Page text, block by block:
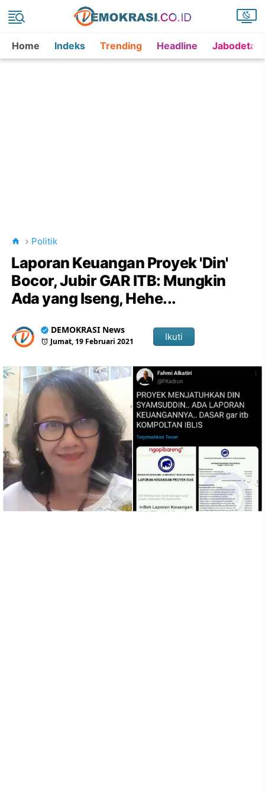
Home Indeks Trending Headline
Politik
Laporan Keuangan Proyek 'Din'
Bocor, Jubir GAR ITB: Mungkin
Ada yang Iseng, Hehe...
DEMOKRASI News
Jumat, 19 Februari 2021 Ikuti